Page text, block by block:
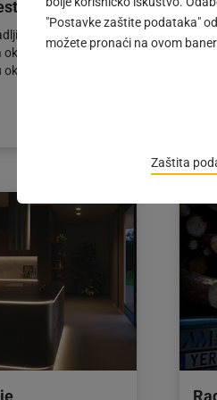
"Postavke zaštite podataka"
možete pronaći na ovom
Zaštita
komponente
značajno su
našeg…